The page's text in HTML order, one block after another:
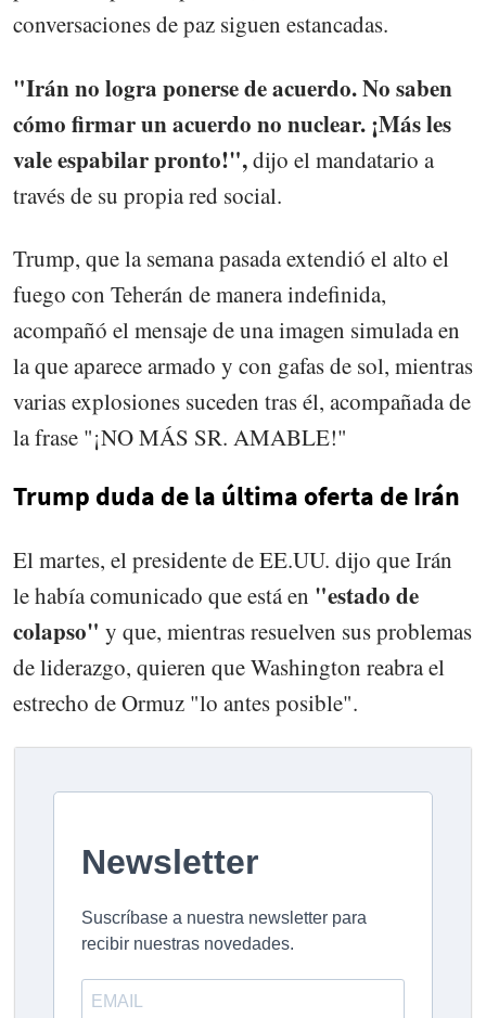
conversaciones de paz siguen estancadas.
"Irán no logra ponerse de acuerdo. No saben
cómo firmar un acuerdo no nuclear. ¡Más les
vale espabilar pronto!",dijo el mandatario a
través de su propia red social.
Trump, que la semana pasada extendió el alto el
fuego con Teherán de manera indefinida,
acompañó el mensaje de una imagen simulada en
la que aparece armado y con gafas de sol, mientras
varias explosiones suceden tras él, acompañada de
la frase "¡NO MÁS SR. AMABLE!"
Trump duda de la última oferta de Irán
El martes, el presidente de EE.UU. dijo que Irán
le había comunicado que está en "estado de
colapso" y que, mientras resuelven sus problemas
de liderazgo, quieren que Washington reabra el
estrecho de Ormuz "lo antes posible".